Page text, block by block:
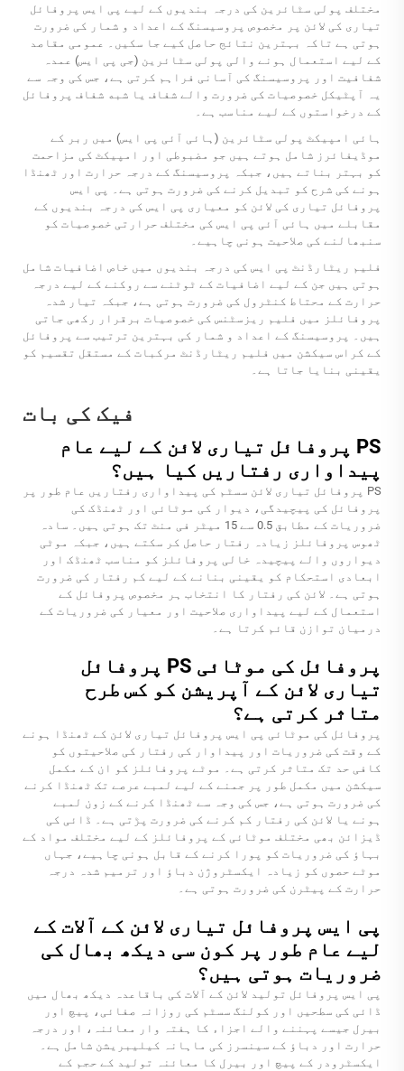
مختلف پولی سٹائرین کی درجہ بندیوں کے لیے پی ایس پروفائل
تیاری کی لائن پر مخصوص پروسیسنگ کے اعداد و شمار کی ضرورت
ہوتی ہے تاکہ بہترین نتائج حاصل کیے جا سکیں۔ عمومی مقاصد
کے لیے استعمال ہونے والی پولی سٹائرین (جی پی ایس) عمدہ
شفافیت اور پروسیسنگ کی آسانی فراہم کرتی ہے، جس کی وجہ سے
یہ آپٹیکل خصوصیات کی ضرورت والے شفاف یا شبه شفاف پروفائل
کے درخواستوں کے لیے مناسب ہے۔
ہائی امپیکٹ پولی سٹائرین (ہائی آئی پی ایس) میں ربر کے
موڈیفائرز شامل ہوتے ہیں جو مضبوطی اور امپیکٹ کی مزاحمت
کو بہتر بناتے ہیں، جبکہ پروسیسنگ کے درجہ حرارت اور ٹھنڈا
ہونے کی شرح کو تبدیل کرنے کی ضرورت ہوتی ہے۔ پی ایس
پروفائل تیاری کی لائن کو معیاری پی ایس کی درجہ بندیوں کے
مقابلے میں ہائی آئی پی ایس کی مختلف حرارتی خصوصیات کو
سنبھالنے کی صلاحیت ہونی چاہیے۔
فلیم ریٹارڈنٹ پی ایس کی درجہ بندیوں میں خاص اضافیات شامل
ہوتی ہیں جن کے لیے اضافیات کے ٹوٹنے سے روکنے کے لیے درجہ
حرارت کے محتاط کنٹرول کی ضرورت ہوتی ہے، جبکہ تیار شدہ
پروفائلز میں فلیم ریزسٹنس کی خصوصیات برقرار رکھی جاتی
ہیں۔ پروسیسنگ کے اعداد و شمار کی بہترین ترتیب سے پروفائل
کے کراس سیکشن میں فلیم ریٹارڈنٹ مرکبات کے مستقل تقسیم کو
یقینی بنایا جاتا ہے۔
فیک کی بات
PS پروفائل تیاری لائن کے لیے عام
پیداواری رفتاریں کیا ہیں؟
PS پروفائل تیاری لائن سسٹم کی پیداواری رفتاریں عام طور پر
پروفائل کی پیچیدگی، دیوار کی موٹائی اور ٹھنڈک کی
ضروریات کے مطابق 0.5 سے 15 میٹر فی منٹ تک ہوتی ہیں۔ سادہ
ٹھوس پروفائلز زیادہ رفتار حاصل کر سکتے ہیں، جبکہ موٹی
دیواروں والے پیچیدہ خالی پروفائلز کو مناسب ٹھنڈک اور
ابعادی استحکام کو یقینی بنانے کے لیے کم رفتار کی ضرورت
ہوتی ہے۔ لائن کی رفتار کا انتخاب ہر مخصوص پروفائل کے
استعمال کے لیے پیداواری صلاحیت اور معیار کی ضروریات کے
درمیان توازن قائم کرتا ہے۔
پروفائل کی موٹائی PS پروفائل
تیاری لائن کے آپریشن کو کس طرح
متاثر کرتی ہے؟
پروفائل کی موٹائی پی ایس پروفائل تیاری لائن کے ٹھنڈا ہونے
کے وقت کی ضروریات اور پیداوار کی رفتار کی صلاحیتوں کو
کافی حد تک متاثر کرتی ہے۔ موٹے پروفائلز کو ان کے مکمل
سیکشن میں مکمل طور پر جمنے کے لیے لمبے عرصے تک ٹھنڈا کرنے
کی ضرورت ہوتی ہے، جس کی وجہ سے ٹھنڈا کرنے کے زون لمبے
ہونے یا لائن کی رفتار کم کرنے کی ضرورت پڑتی ہے۔ ڈائی کی
ڈیزائن بھی مختلف موٹائی کے پروفائلز کے لیے مختلف مواد کے
بہاؤ کی ضروریات کو پورا کرنے کے قابل ہونی چاہیے، جہاں
موٹے حصوں کو زیادہ ایکسٹروژن دباؤ اور ترمیم شدہ درجہ
حرارت کے پیٹرن کی ضرورت ہوتی ہے۔
پی ایس پروفائل تیاری لائن کے آلات کے
لیے عام طور پر کون سی دیکھ بھال کی
ضروریات ہوتی ہیں؟
پی ایس پروفائل تولید لائن کے آلات کی باقاعدہ دیکھ بھال میں
ڈائی کی سطحیں اور کولنگ سسٹم کی روزانہ صفائی، پیچ اور
بیرل جیسے پہننے والے اجزاء کا ہفتہ وار معائنہ، اور درجہ
حرارت اور دباؤ کے سینسرز کی ماہانہ کیلیبریشن شامل ہے۔
ایکسٹرودر کے پیچ اور بیرل کا معائنہ تولید کے حجم کے